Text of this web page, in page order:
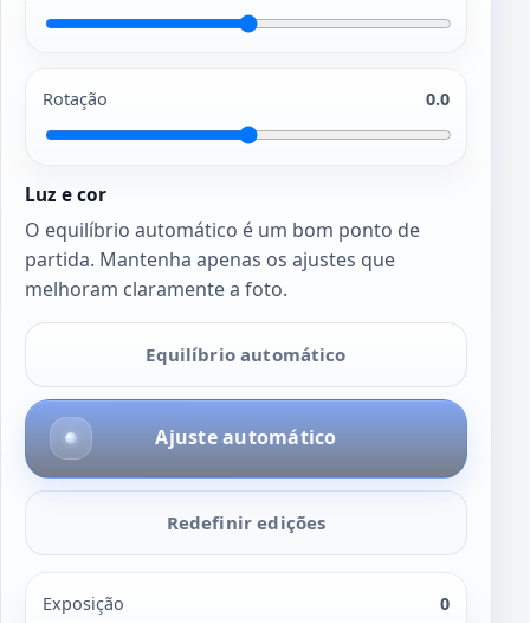
Rotação 0.0
Luz e cor
O equilíbrio automático é um bom ponto de
partida. Mantenha apenas os ajustes que
melhoram claramente a foto.
Equilíbrio automático
Ajuste automático
Redefinir edições
Exposição 0